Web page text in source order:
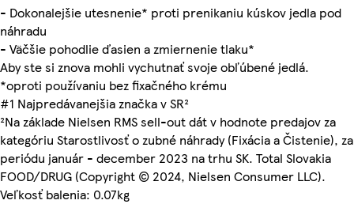
- Dokonalejšie utesnenie* proti prenikaniu kúskov jedla pod
náhradu
- Väčšie pohodlie ďasien a zmiernenie tlaku*
Aby ste si znova mohli vychutnať svoje obľúbené jedlá.
*oproti používaniu bez fixačného krému
#1 Najpredávanejšia značka v SR²
²Na základe Nielsen RMS sell-out dát v hodnote predajov za
kategóriu Starostlivosť o zubné náhrady (Fixácia a Čistenie), za
periódu január - december 2023 na trhu SK. Total Slovakia
FOOD/DRUG (Copyright © 2024, Nielsen Consumer LLC).
Veľkosť balenia: 0.07kg